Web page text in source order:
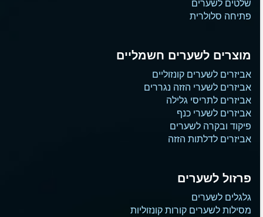
שלטים לשערים
פתיחה סלולרית
מוצרים לשערים חשמליים
אביזרים לשערים קונזוליים
אביזרים לשערי הזזה נגררים
אביזרים לתריסי גלילה
אביזרים לשערי כנף
פיקוד ובקרה לשערים
אביזרים לדלתות הזזה
פרזול לשערים
גלגלים לשערים
מסילות לשערים קורות קונזוליות